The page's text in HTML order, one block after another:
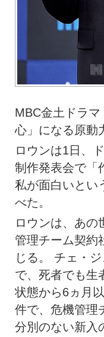
MBC金土ドラ
心」になる原動
ロウンは1日、
制作発表会で「
私が面白いとい
べた。
ロウンは、あの
管理チーム契約
じる。 チェ・
で、死者でも生
状態から6ヵ月
件で、危機管理
分別のない新入